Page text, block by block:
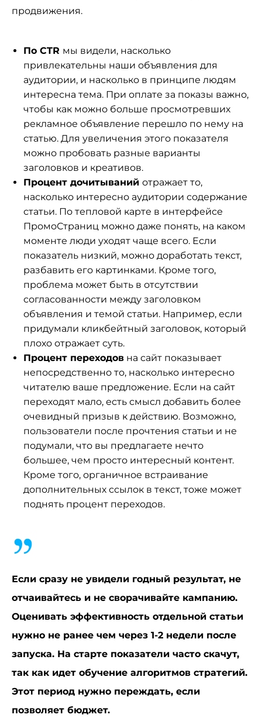
продвижения.
По CTR мы видели, насколько
привлекательны наши объявления для
аудитории, и насколько в принципе людям
интересна тема. При оплате за показы важно,
чтобы как можно больше просмотревших
рекламное объявление перешло по нему на
статью. Для увеличения этого показателя
можно пробовать разные варианты
заголовков и креативов.
Процент дочитываний отражает то,
насколько интересно аудитории содержание
статьи. По тепловой карте в интерфейсе
ПромоСтраниц можно даже понять, на каком
моменте люди уходят чаще всего. Если
показатель низкий, можно доработать текст,
разбавить его картинками. Кроме того,
проблема может быть в отсутствии
согласованности между заголовком
объявления и темой статьи. Например, если
придумали кликбейтный заголовок, который
плохо отражает суть.
Процент переходов на сайт показывает
непосредственно то, насколько интересно
читателю ваше предложение. Если на сайт
переходят мало, есть смысл добавить более
очевидный призыв к действию. Возможно,
пользователи после прочтения статьи и не
подумали, что вы предлагаете нечто
большее, чем просто интересный контент.
Кроме того, органичное встраивание
дополнительных ссылок в текст, тоже может
поднять процент переходов.
Если сразу не увидели годный результат, не
отчаивайтесь и не сворачивайте кампанию.
Оценивать эффективность отдельной статьи
нужно не ранее чем через 1-2 недели после
запуска. На старте показатели часто скачут,
так как идет обучение алгоритмов стратегий.
Этот период нужно переждать, если
позволяет бюджет.